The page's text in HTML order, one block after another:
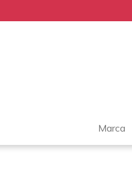
Marca